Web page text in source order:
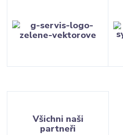
Všichni naši
partneři